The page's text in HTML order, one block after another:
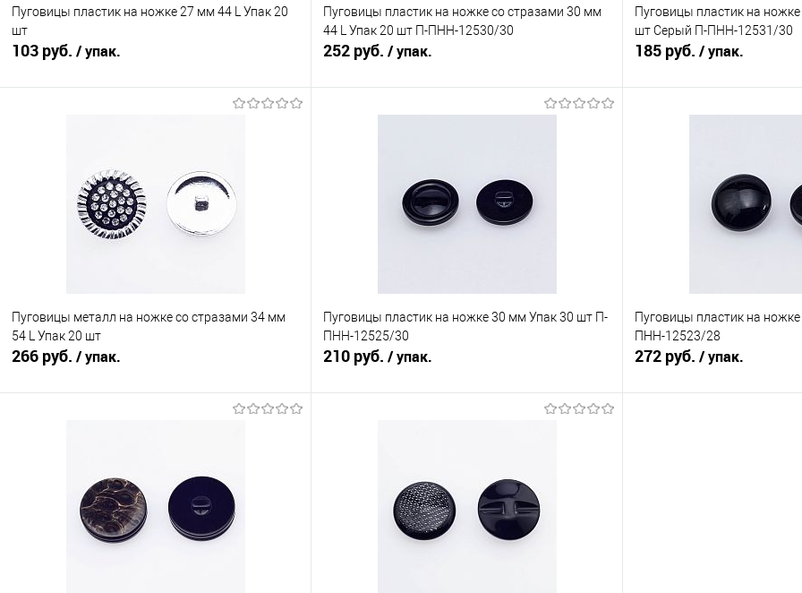
Пуговицы пластик на ножке 27 мм 44 L Упак 20
шт
103 руб. / упак.
В избранное
Под заказ
Пуговицы пластик на ножке со стразами 30 мм
44 L Упак 20 шт П-ПНН-12530/30
252 руб. / упак.
В избранное
Под заказ
Пуговицы пластик на
шт Серый П-ПНН-12531/30
185 руб. / упак.
В избранное
Пуговицы металл на ножке со стразами 34 мм
54 L Упак 20 шт
266 руб. / упак.
В избранное
Под заказ
Пуговицы пластик на ножке 30 мм Упак 30 шт П-
ПНН-12525/30
210 руб. / упак.
В избранное
Под заказ
Пуговицы пластик на
ПНН-12523/28
272 руб. / упак.